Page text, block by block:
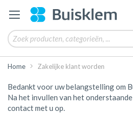
Home Zakelijke klant worden
Bedankt voor uw belangstelling om
Na het invullen van het
contact met u op.